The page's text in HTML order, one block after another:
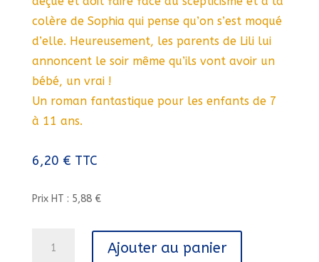
colère de Sophia qui pense qu’on s’est moqué
d’elle. Heureusement, les parents de Lili lui
annoncent le soir même qu’ils vont avoir un
bébé, un vrai !
Un roman fantastique pour les enfants de 7
à 11 ans.
6,20 € TTC
Prix HT : 5,88 €
Ajouter au panier